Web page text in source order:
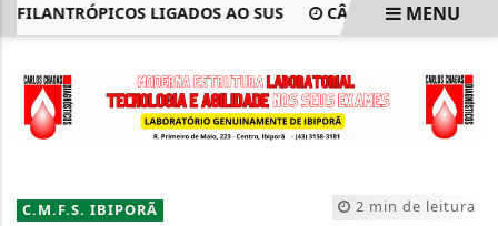
LIGADOS AO SUS CÂMARA DE IBIPORÃ
MENU
2 min de leitura
C.M.F.S. IBIPORÃ